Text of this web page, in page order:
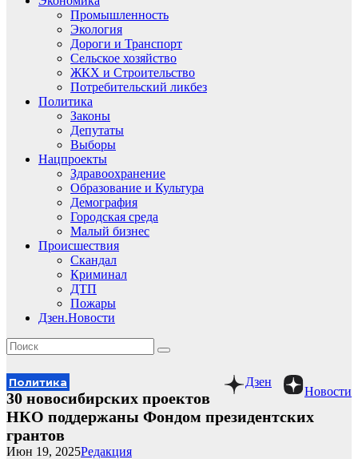
Промышленность
Экология
Дороги и Транспорт
Сельское хозяйство
ЖКХ и Строительство
Потребительский ликбез
Политика
Законы
Депутаты
Выборы
Нацпроекты
Здравоохранение
Образование и Культура
Демография
Городская среда
Малый бизнес
Происшествия
Скандал
Криминал
ДТП
Пожары
Дзен.Новости
Новости
Дзен
Политика
30 новосибирских проектов
НКО поддержаны Фондом президентских
грантов
Редакция
Июн 19, 2025